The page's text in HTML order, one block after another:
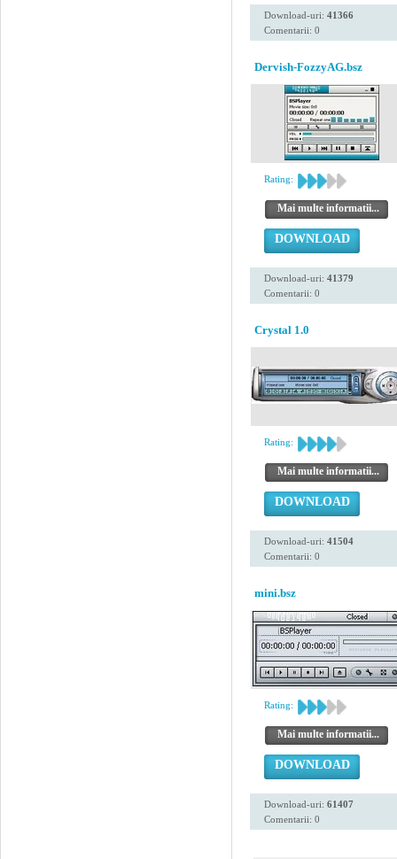
Download-uri: 41366
Comentarii: 0
Dervish-FozzyAG.bsz
Rating:
Mai multe informatii...
DOWNLOAD
Download-uri: 41379
Comentarii: 0
Crystal 1.0
Rating:
Mai multe informatii...
DOWNLOAD
Download-uri: 41504
Comentarii: 0
mini.bsz
Rating:
Mai multe informatii...
DOWNLOAD
Download-uri: 61407
Comentarii: 0